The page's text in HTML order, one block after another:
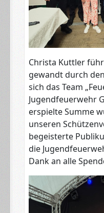
Christa Kuttler
gewandt durch
sich das Team
Jugendfeuerwehr
erspielte Summe
unseren
begeisterte
die
Dank an alle